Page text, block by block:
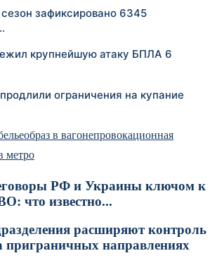
зафиксировано 6345
крупнейшую атаку БПЛА 6
ограничения на купание
образ в вагонепровокационная
метро
РФ и Украины ключом к
что известно...
расширяют контроль
приграничных направлениях